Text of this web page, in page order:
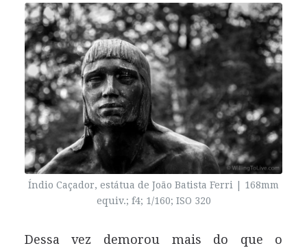
Índio Caçador, estátua de João Batista Ferri | 168mm
equiv.; f4; 1/160; ISO 320
Dessa vez demorou mais do que o